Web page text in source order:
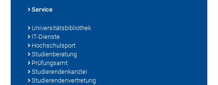
Service
Universitätsbibliothek
IT-Dienste
Hochschulsport
Studienberatung
Prüfungsamt
Studierendenkanzlei
Studierendenvertretung